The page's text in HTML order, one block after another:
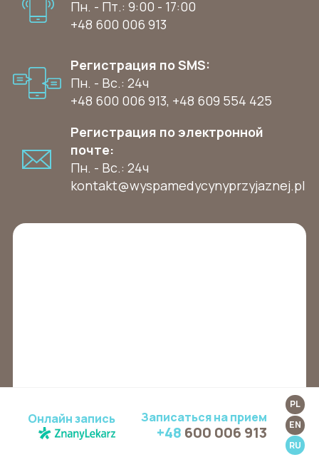
Онлайн запись Записаться на прием
+48 600 006 913
PL
EN
RU
Пн. - Пт.: 9:00 - 17:00
+48 600 006 913
Регистрация по SMS:
Пн. - Вс.: 24ч
+48 600 006 913, +48 609 554 425
Регистрация по электронной
почте:
Пн. - Вс.: 24ч
kontakt@wyspamedycynyprzyjaznej.pl